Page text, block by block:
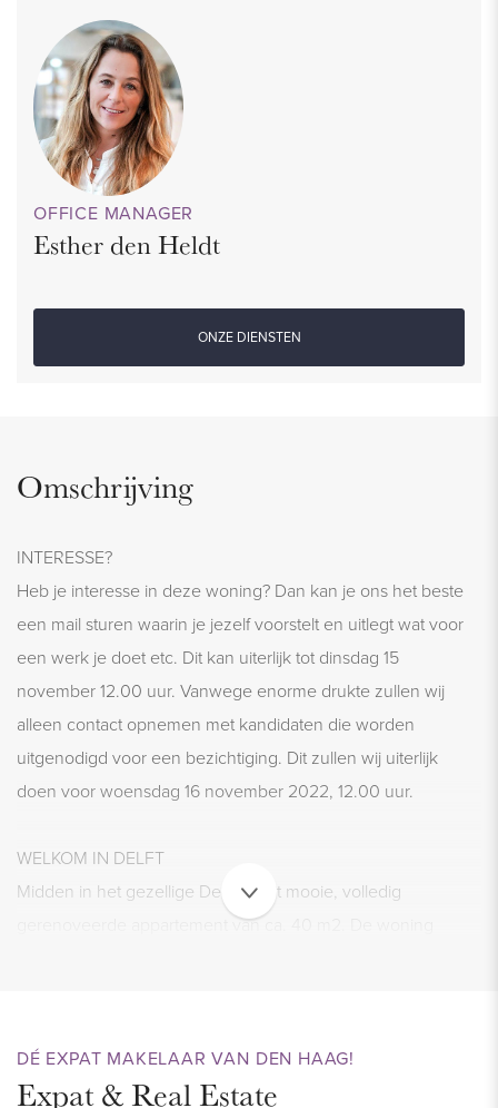
OFFICE MANAGER
Esther den Heldt
ONZE DIENSTEN
Omschrijving
INTERESSE?
Heb je interesse in deze woning? Dan kan je ons het beste
een mail sturen waarin je jezelf voorstelt en uitlegt wat voor
een werk je doet etc. Dit kan uiterlijk tot dinsdag 15
november 12.00 uur. Vanwege enorme drukte zullen wij
alleen contact opnemen met kandidaten die worden
uitgenodigd voor een bezichtiging. Dit zullen wij uiterlijk
doen voor woensdag 16 november 2022, 12.00 uur.
WELKOM IN DELFT
Midden in het gezellige Delft ligt dit mooie, volledig
gerenoveerde appartement van ca. 40 m2. De woning
ligt op het zuidoosten waar je heerlijk van de zon kan
genieten. Altijd al in de Delft willen wonen? Die mogelijkheid
DÉ EXPAT MAKELAAR VAN DEN HAAG!
Expat & Real Estate